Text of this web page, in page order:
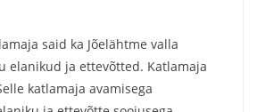
said ka Jõelähtme valla
elanikud ja ettevõtted. Katlamaja
katlamaja avamisega